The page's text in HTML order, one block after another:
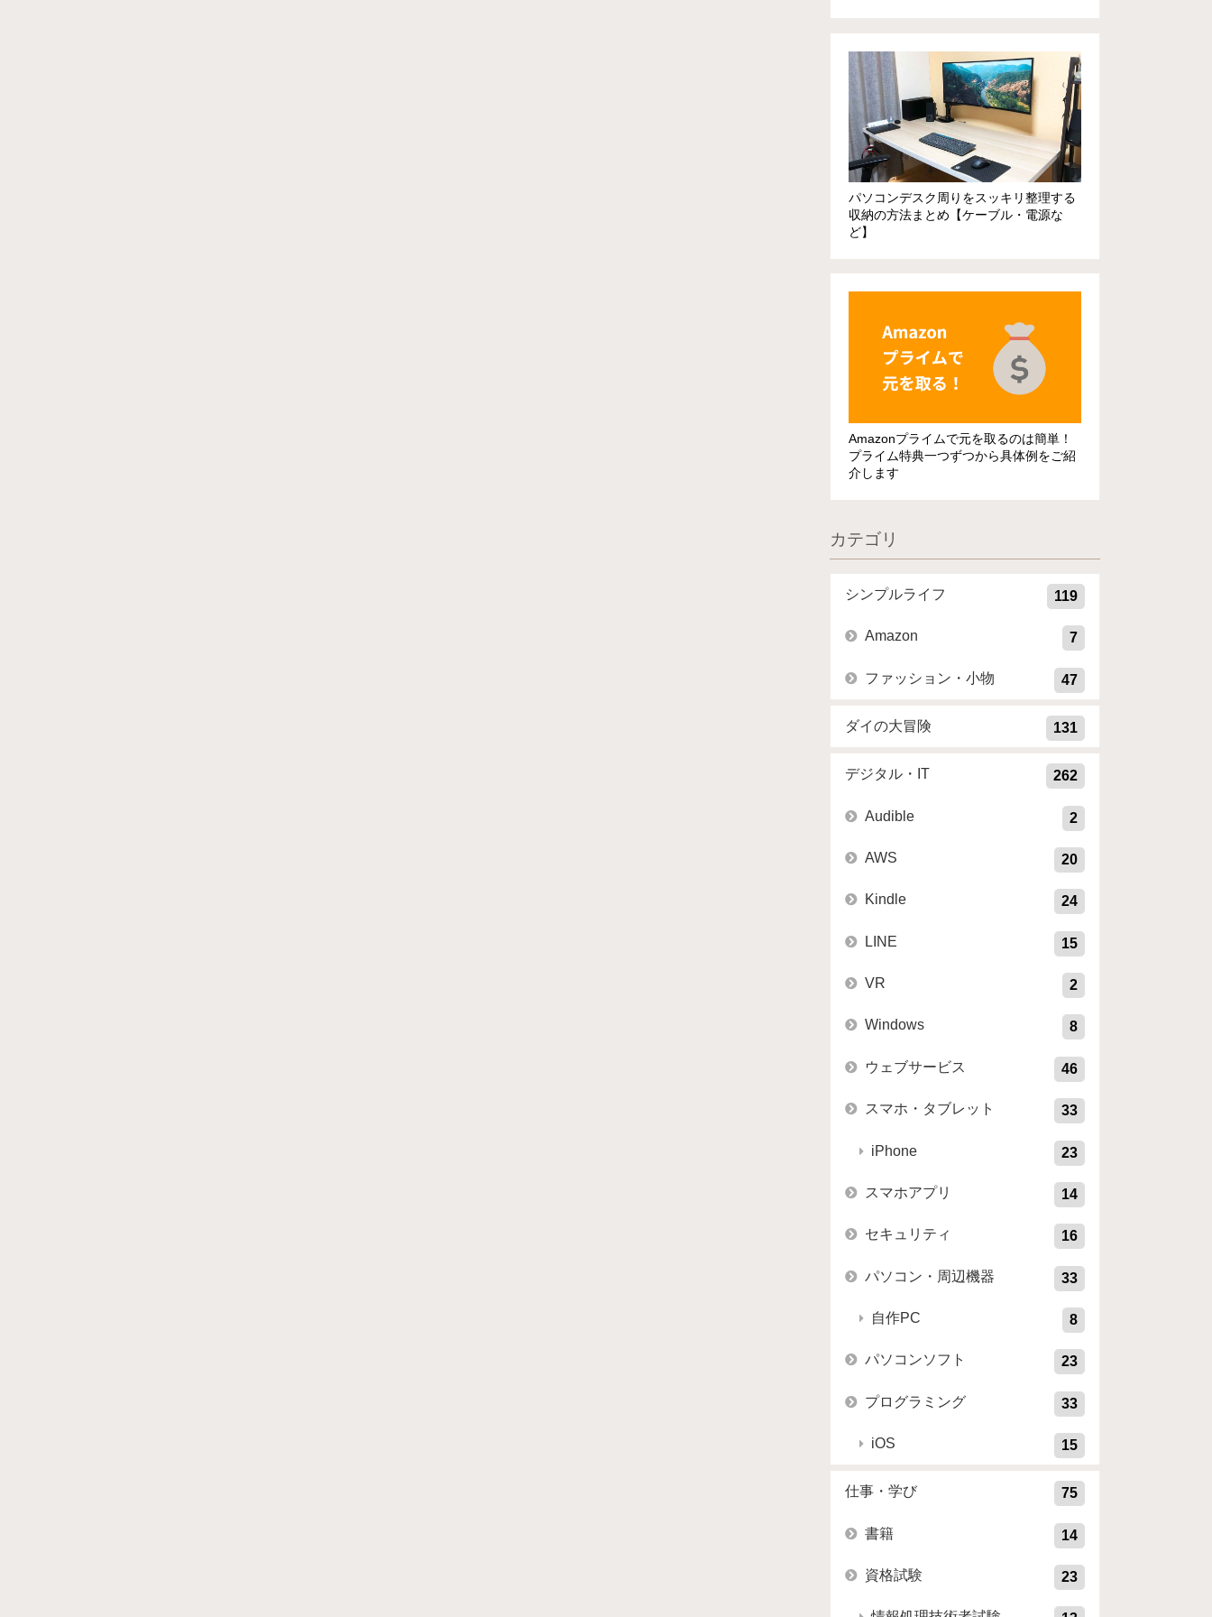
パソコンデスク周りをスッキリ整理する
収納の方法まとめ【ケーブル・電源な
ど】
Amazonプライムで元を取るのは簡単！
プライム特典一つずつから具体例をご紹
介します
カテゴリ
シンプルライフ 119
Amazon 7
ファッション・小物 47
ダイの大冒険 131
デジタル・IT 262
Audible 2
AWS 20
Kindle 24
LINE 15
VR 2
Windows 8
ウェブサービス 46
スマホ・タブレット 33
iPhone 23
スマホアプリ 14
セキュリティ 16
パソコン・周辺機器 33
自作PC 8
パソコンソフト 23
プログラミング 33
iOS 15
仕事・学び 75
書籍 14
資格試験 23